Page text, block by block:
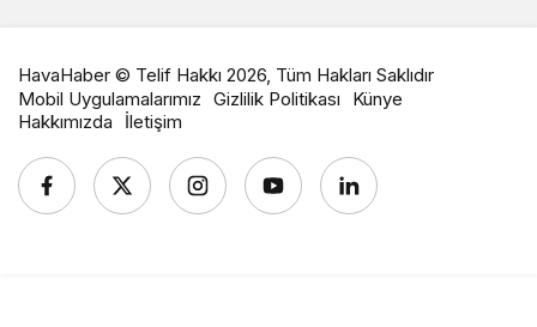
HavaHaber © Telif Hakkı 2026, Tüm Hakları Saklıdır
Mobil Uygulamalarımız Gizlilik Politikası
Künye
Hakkımızda
İletişim